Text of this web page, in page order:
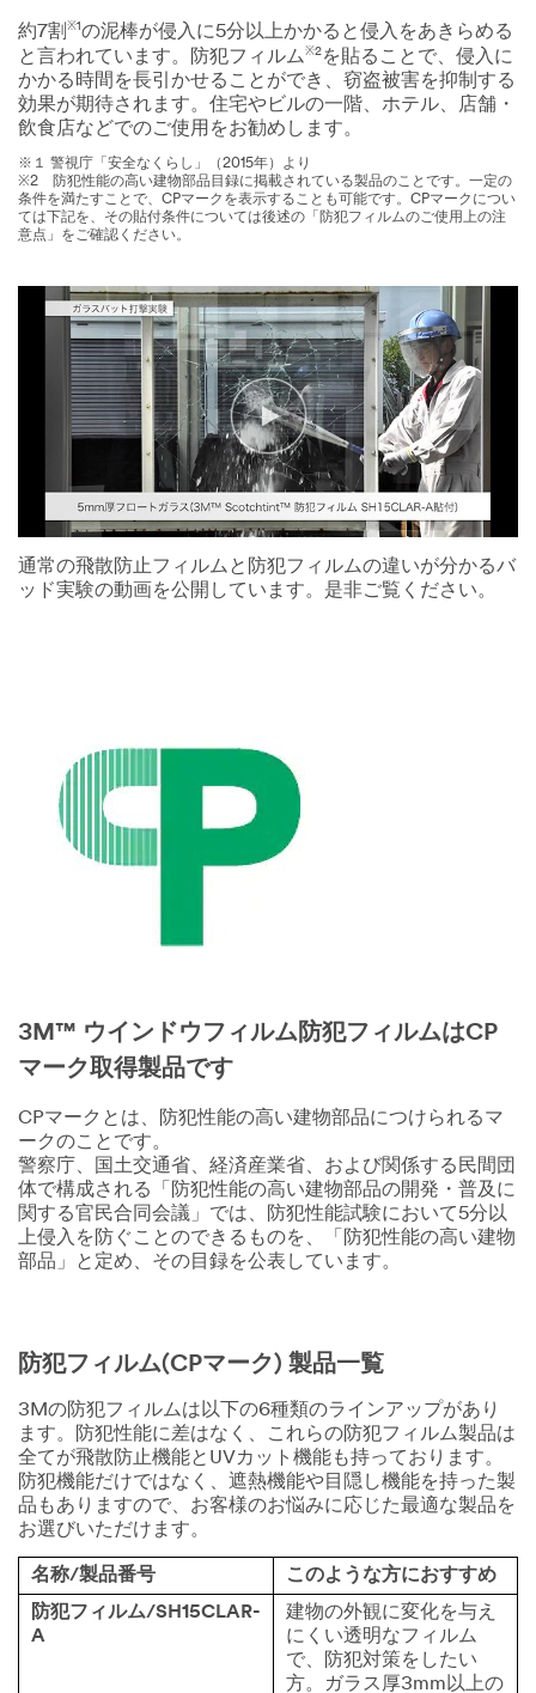
約7割 ※1 の泥棒が侵入に5分以上かかると侵入をあきらめる
と言われています。防犯フィルム※2 を貼ることで、侵入に
かかる時間を長引かせることができ、窃盗被害を抑制する
効果が期待されます。住宅やビルの一階、ホテル、店舗・
飲食店などでのご使用をお勧めします。
※１ 警視庁「安全なくらし」（2015年）より
※2 防犯性能の高い建物部品目録に掲載されている製品のことです。一定の
条件を満たすことで、CPマークを表示することも可能です。CPマークについ
ては下記を、その貼付条件については後述の「防犯フィルムのご使用上の注
意点」をご確認ください。
通常の飛散防止フィルムと防犯フィルムの違いが分かるバ
ッド実験の動画を公開しています。是非ご覧ください。
3M™ ウインドウフィルム防犯フィルムはCP
マーク取得製品です
CPマークとは、防犯性能の高い建物部品につけられるマ
ークのことです。
警察庁、国土交通省、経済産業省、および関係する民間団
体で構成される「防犯性能の高い建物部品の開発・普及に
関する官民合同会議」では、防犯性能試験において5分以
上侵入を防ぐことのできるものを、「防犯性能の高い建物
部品」と定め、その目録を公表しています。
防犯フィルム(CPマーク) 製品一覧
3Mの防犯フィルムは以下の6種類のラインアップがあり
ます。防犯性能に差はなく、これらの防犯フィルム製品は
全てが飛散防止機能とUVカット機能も持っております。
防犯機能だけではなく、遮熱機能や目隠し機能を持った製
品もありますので、お客様のお悩みに応じた最適な製品を
お選びいただけます。
名称/製品番号
このような方におすすめ
防犯フィルム/SH15CLAR-
A
建物の外観に変化を与え
にくい透明なフィルム
で、防犯対策をしたい
方。ガラス厚3mm以上の